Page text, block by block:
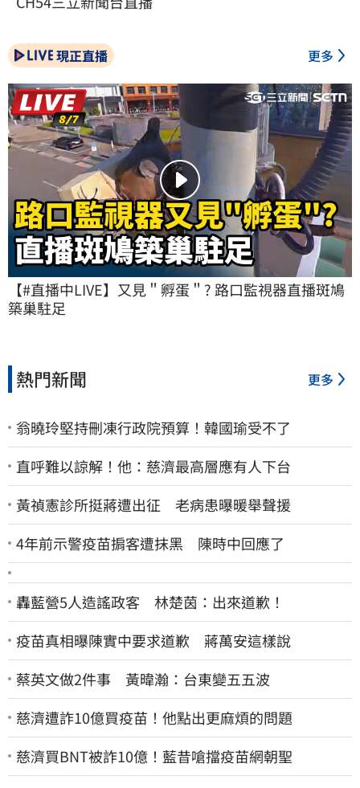
現正直播 更多
【#直播中LIVE】又見＂孵蛋＂? 路口監視器直播斑鳩
築巢駐足
熱門新聞 更多
翁曉玲堅持刪凍行政院預算！韓國瑜受不了
直呼難以諒解！他：慈濟最高層應有人下台
黃禎憲診所挺蔣遭出征 老病患曝暖舉聲援
4年前示警疫苗掮客遭抹黑 陳時中回應了
轟藍營5人造謠政客 林楚茵：出來道歉！
疫苗真相曝陳實中要求道歉 蔣萬安這樣說
蔡英文做2件事 黃暐瀚：台東變五五波
慈濟遭詐10億買疫苗！他點出更麻煩的問題
慈濟買BNT被詐10億！藍昔嗆擋疫苗網朝聖